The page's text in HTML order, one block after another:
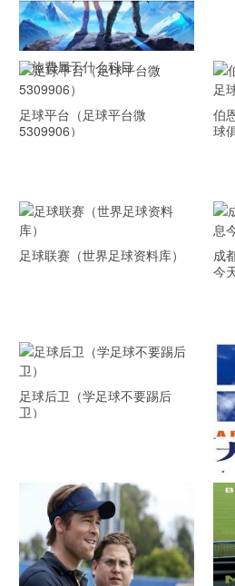
差旅费属于什么科目
足球平台（足球平台微
5309906）
伯
球
足球联赛（世界足球资料库）
成
今
足球后卫（学足球不要踢后
卫）
《